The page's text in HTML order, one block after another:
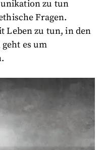
zu tun
Fragen.
Leben zu tun, in den
es um